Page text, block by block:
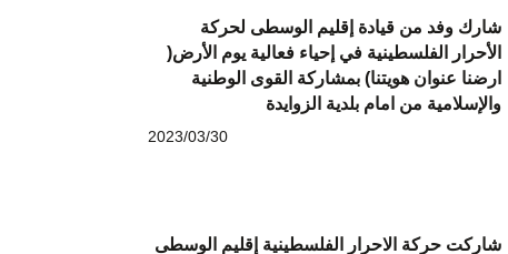
شارك وفد من قيادة إقليم الوسطى لحركة
الأحرار الفلسطينية في إحياء فعالية يوم الأرض(
ارضنا عنوان هويتنا) بمشاركة القوى الوطنية
والإسلامية من امام بلدية الزوايدة
شاركت حركة الاحرار الفلسطينية إقليم الوسطى